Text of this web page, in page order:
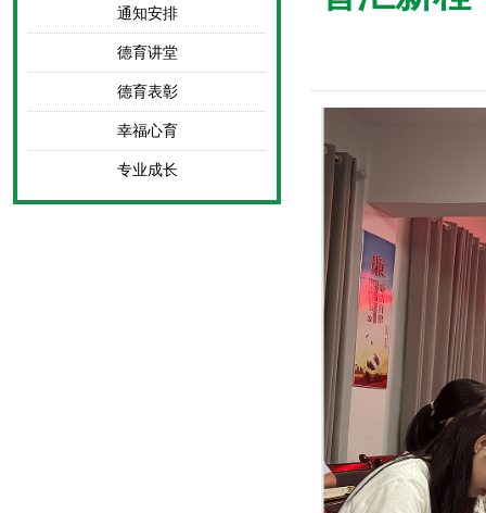
通知安排
德育讲堂
德育表彰
幸福心育
专业成长